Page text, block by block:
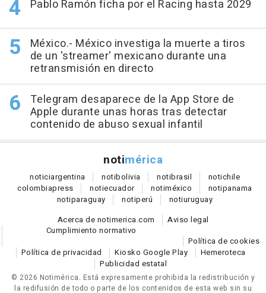
Pablo Ramón ficha por el Racing hasta 2029
México.- México investiga la muerte a tiros
de un 'streamer' mexicano durante una
retransmisión en directo
Telegram desaparece de la App Store de
Apple durante unas horas tras detectar
contenido de abuso sexual infantil
notimérica
noticiargentina notibolivia notibrasil notichile
colombiapress notiecuador notiméxico notipanama
notiparaguay notiperú notiuruguay
Acerca de notimerica.com
Aviso legal
Cumplimiento normativo
Política de cookies
Política de privacidad
Kiosko Google Play
Hemeroteca
Publicidad estatal
© 2026 Notimérica. Está expresamente prohibida la redistribución y
la redifusión de todo o parte de los contenidos de esta web sin su